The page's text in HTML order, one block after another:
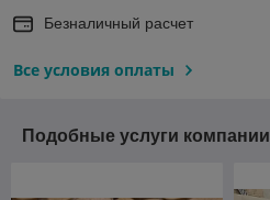
Безналичный расчет
Все условия оплаты
Подобные услуги компании